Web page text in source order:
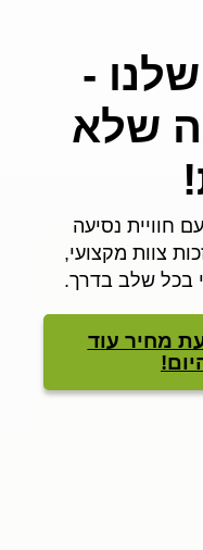
-
שלא
חוויית נסיעה
צוות מקצועי,
בכל שלב בדרך.
מחיר עוד